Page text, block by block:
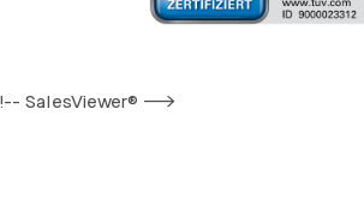
!-- SalesViewer® -->